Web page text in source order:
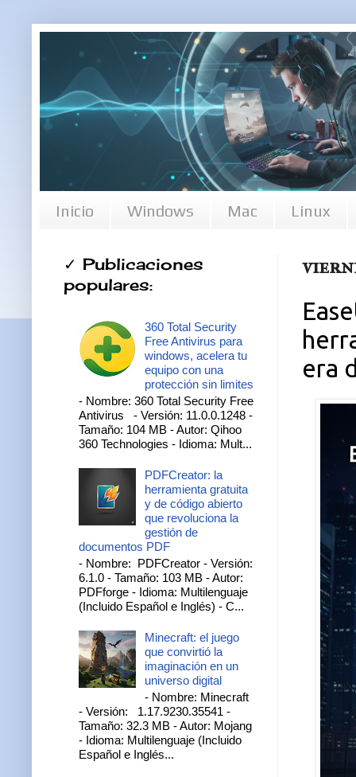
Inicio Windows Mac Linux
era
✓ Publicaciones
populares:
360 Total Security
Free Antivirus para
windows, acelera tu
equipo con una
protección sin limites
- Nombre: 360 Total Security Free
Antivirus - Versión: 11.0.0.1248 -
Tamaño: 104 MB - Autor: Qihoo
360 Technologies - Idioma: Mult...
PDFCreator: la
herramienta gratuita
y de código abierto
que revoluciona la
gestión de
documentos PDF
- Nombre: PDFCreator - Versión:
6.1.0 - Tamaño: 103 MB - Autor:
PDFforge - Idioma: Multilenguaje
(Incluido Español e Inglés) - C...
Minecraft: el juego
que convirtió la
imaginación en un
universo digital
- Nombre: Minecraft
- Versión: 1.17.9230.35541 -
Tamaño: 32.3 MB - Autor: Mojang
- Idioma: Multilenguaje (Incluido
Español e Inglés...